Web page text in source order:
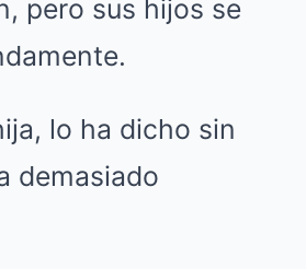
pero sus hijos se
lo ha dicho sin
demasiado